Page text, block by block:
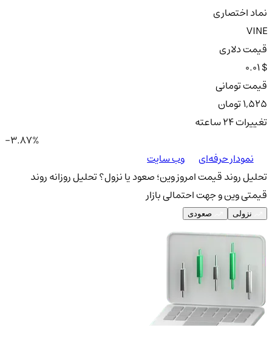
نماد اختصاری
VINE
قیمت دلاری
0.01 $
قیمت تومانی
1,525 تومان
تغییرات ۲۴ ساعته
-3.87%
نمودار حرفه‌ای
وب سایت
تحلیل روند قیمت امروز وین؛ صعود یا نزول؟تحلیل روزانه روند
قیمتی وین و جهت احتمالی بازار
نزولی صعودی